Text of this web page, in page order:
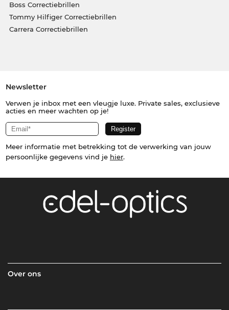
Boss Correctiebrillen
Tommy Hilfiger Correctiebrillen
Carrera Correctiebrillen
Newsletter
Verwen je inbox met een vleugje luxe. Private sales, exclusieve
acties en meer wachten op je!
Meer informatie met betrekking tot de verwerking van jouw
persoonlijke gegevens vind je hier.
Over ons